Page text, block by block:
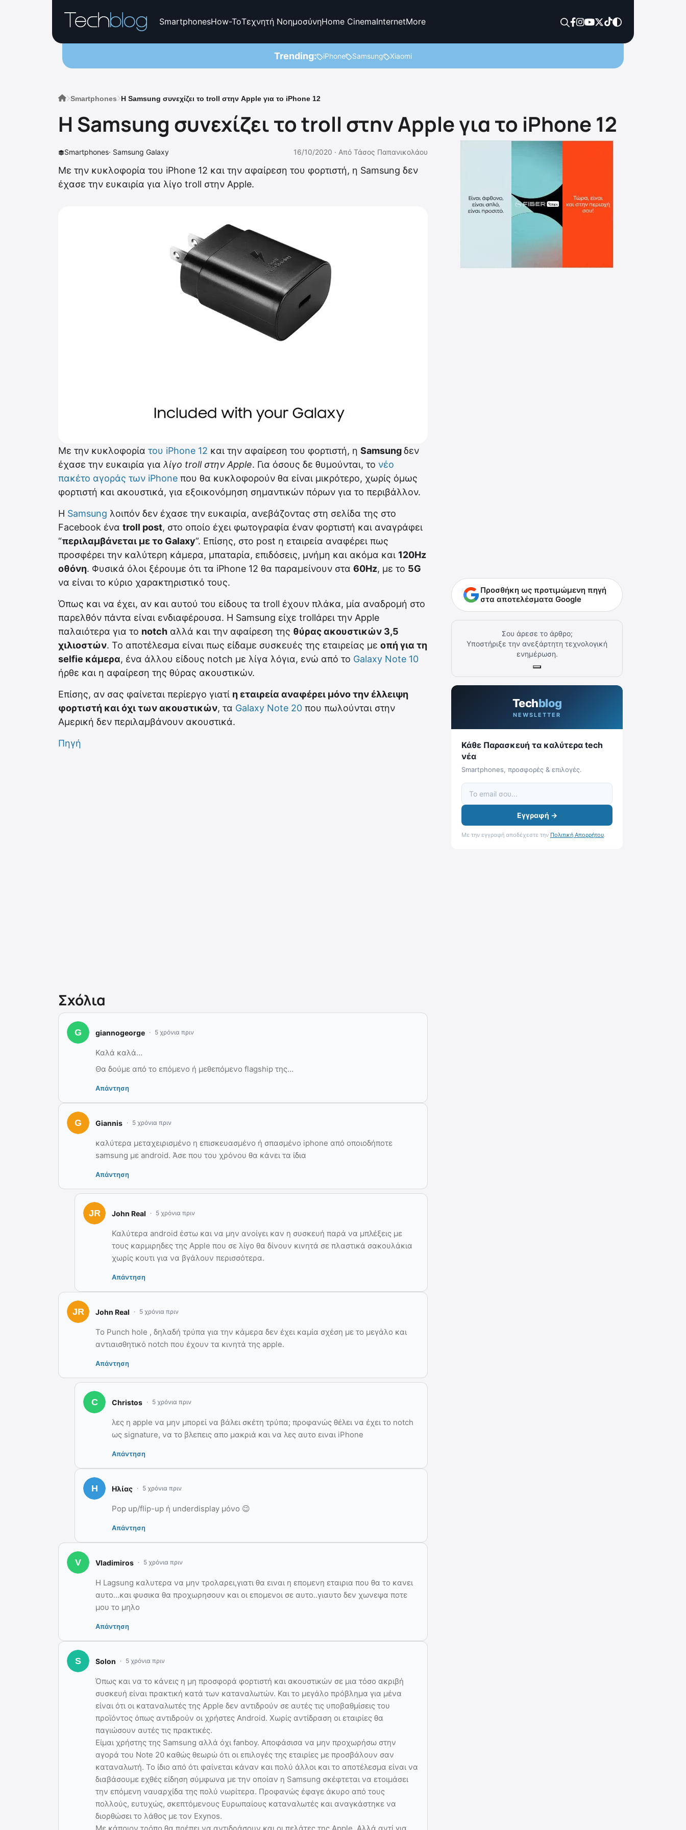
SmartphonesHow-ToΤεχνητή ΝοημοσύνηHome CinemaInternetMore
Trending: iPhone Samsung Xiaomi
Smartphones Η Samsung συνεχίζει το troll στην Apple για το iPhone 12
Η Samsung συνεχίζει το troll στην Apple για το iPhone 12
Smartphones· Samsung Galaxy 16/10/2020 · Από Τάσος Παπανικολάου
Με την κυκλοφορία του iPhone 12 και την αφαίρεση του φορτιστή, η Samsung δεν
έχασε την ευκαιρία για λίγο troll στην Apple.
Με την κυκλοφορία του iPhone 12 και την αφαίρεση του φορτιστή, η Samsungδεν
έχασε την ευκαιρία για λίγο troll στην Apple. Για όσους δε θυμούνται, το νέο
πακέτο αγοράς των iPhone που θα κυκλοφορούν θα είναι μικρότερο, χωρίς όμως
φορτιστή και ακουστικά, για εξοικονόμηση σημαντικών πόρων για το περιβάλλον.
Η Samsung λοιπόν δεν έχασε την ευκαιρία, ανεβάζοντας στη σελίδα της στο
Facebook ένα troll post, στο οποίο έχει φωτογραφία έναν φορτιστή και αναγράφει
“περιλαμβάνεται με το Galaxy”. Επίσης, στο post η εταιρεία αναφέρει πως
προσφέρει την καλύτερη κάμερα, μπαταρία, επιδόσεις, μνήμη και ακόμα και 120Hz
οθόνη. Φυσικά όλοι ξέρουμε ότι τα iPhone 12 θα παραμείνουν στα 60Hz, με το 5G
να είναι το κύριο χαρακτηριστικό τους.
Όπως και να έχει, αν και αυτού του είδους τα troll έχουν πλάκα, μία αναδρομή στο
παρελθόν πάντα είναι ενδιαφέρουσα. H Samsung είχε trollάρει την Apple
παλαιότερα για το notch αλλά και την αφαίρεση της θύρας ακουστικών 3,5
χιλιοστών. Το αποτέλεσμα είναι πως είδαμε συσκευές της εταιρείας με οπή για τη
selfie κάμερα, ένα άλλου είδους notch με λίγα λόγια, ενώ από το Galaxy Note 10
ήρθε και η αφαίρεση της θύρας ακουστικών.
Επίσης, αν σας φαίνεται περίεργο γιατί η εταιρεία αναφέρει μόνο την έλλειψη
φορτιστή και όχι των ακουστικών, τα Galaxy Note 20 που πωλούνται στην
Αμερική δεν περιλαμβάνουν ακουστικά.
Πηγή
Σχόλια
giannogeorge 5 χρόνια πριν
Καλά καλά…
Θα δούμε από το επόμενο ή μεθεπόμενο flagship της…
Απάντηση
Giannis 5 χρόνια πριν
καλύτερα μεταχειρισμένο η επισκευασμένο ή σπασμένο iphone από οποιοδήποτε
samsung με android. Άσε που του χρόνου θα κάνει τα ίδια
Απάντηση
John Real 5 χρόνια πριν
Καλύτερα android έστω και να μην ανοίγει καν η συσκευή παρά να μπλέξεις με
τους καρμιρηδες της Apple που σε λίγο θα δίνουν κινητά σε πλαστικά σακουλάκια
χωρίς κουτι για να βγάλουν περισσότερα.
Απάντηση
John Real 5 χρόνια πριν
To Punch hole , δηλαδή τρύπα για την κάμερα δεν έχει καμία σχέση με το μεγάλο και
αντιαισθητικό notch που έχουν τα κινητά της apple.
Απάντηση
Christos 5 χρόνια πριν
λες η apple να μην μπορεί να βάλει σκέτη τρύπα; προφανώς θέλει να έχει το notch
ως signature, να το βλεπεις απο μακριά και να λες αυτο ειναι iPhone
Απάντηση
Ηλίας 5 χρόνια πριν
Pop up/flip-up ή underdisplay μόνο 😉
Απάντηση
Vladimiros 5 χρόνια πριν
H Lagsung καλυτερα να μην τρολαρει,γιατι θα ειναι η επομενη εταιρια που θα το κανει
αυτο…και φυσικα θα προχωρησουν και οι επομενοι σε αυτο..γιαυτο δεν χωνεψα ποτε
μου το μηλο
Απάντηση
Solon 5 χρόνια πριν
Όπως και να το κάνεις η μη προσφορά φορτιστή και ακουστικών σε μια τόσο ακριβή
συσκευή είναι πρακτική κατά των καταναλωτών. Και το μεγάλο πρόβλημα για μένα
είναι ότι οι καταναλωτές της Apple δεν αντιδρούν σε αυτές τις υποβαθμίσεις του
προϊόντος όπως αντιδρούν οι χρήστες Android. Χωρίς αντίδραση οι εταιρίες θα
παγιώσουν αυτές τις πρακτικές.
Είμαι χρήστης της Samsung αλλά όχι fanboy. Αποφάσισα να μην προχωρήσω στην
αγορά του Note 20 καθώς θεωρώ ότι οι επιλογές της εταιρίες με προσβάλουν σαν
καταναλωτή. Το ίδιο από ότι φαίνεται κάναν και πολύ άλλοι και το αποτέλεσμα είναι να
διαβάσουμε εχθές είδηση σύμφωνα με την οποίαν η Samsung σκέφτεται να ετοιμάσει
την επόμενη ναυαρχίδα της πολύ νωρίτερα. Προφανώς έφαγε άκυρο από τους
πολλούς, ευτυχώς, σκεπτόμενους Ευρωπαίους καταναλωτές και αναγκάστηκε να
διορθώσει το λάθος με τον Exynos.
Προσθήκη ως προτιμώμενη πηγή
στα αποτελέσματα Google
Σου άρεσε το άρθρο;
Υποστήριξε την ανεξάρτητη τεχνολογική
ενημέρωση.
Techblog
NEWSLETTER
Κάθε Παρασκευή τα καλύτερα tech
νέα
Smartphones, προσφορές & επιλογές.
Εγγραφή →
Με την εγγραφή αποδέχεστε την Πολιτική Απορρήτου.